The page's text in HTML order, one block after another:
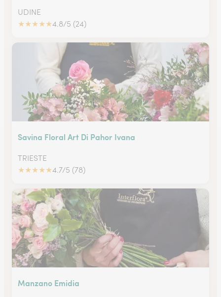
UDINE
★★★★★4.8/5 (24)
Savina Floral Art Di Pahor Ivana
TRIESTE
★★★★★4.7/5 (78)
Manzano Emidia